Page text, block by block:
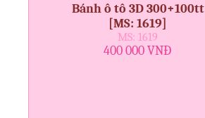
Bánh ô tô 3D 300+100tt
[MS: 1619]
MS: 1619
400 000 VNĐ